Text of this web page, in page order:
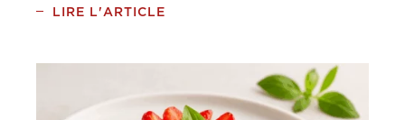
LIRE L'ARTICLE